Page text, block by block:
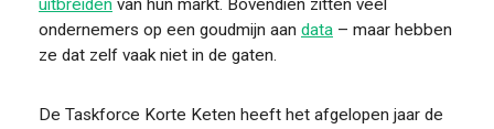
uitbreiden van hun markt. Bovendien zitten veel
ondernemers op een goudmijn aan data – maar hebben
ze dat zelf vaak niet in de gaten.
De Taskforce Korte Keten heeft het afgelopen jaar de